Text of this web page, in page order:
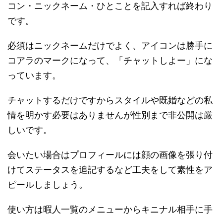
コン・ニックネーム・ひとことを記入すれば終わり
です。
必須はニックネームだけでよく、アイコンは勝手に
コアラのマークになって、「チャットしよー」にな
っています。
チャットするだけですからスタイルや既婚などの私
情を明かす必要はありませんが性別まで非公開は厳
しいです。
会いたい場合はプロフィールには顔の画像を張り付
けてステータスを追記するなど工夫をして素性をア
ピールしましょう。
使い方は暇人一覧のメニューからキニナル相手に手